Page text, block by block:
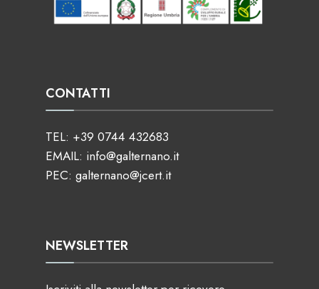
CONTATTI
TEL: +39 0744 432683
EMAIL: info@galternano.it
PEC: galternano@jcert.it
NEWSLETTER